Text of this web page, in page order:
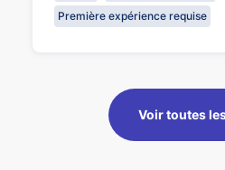
Première expérience requise
Voir toutes